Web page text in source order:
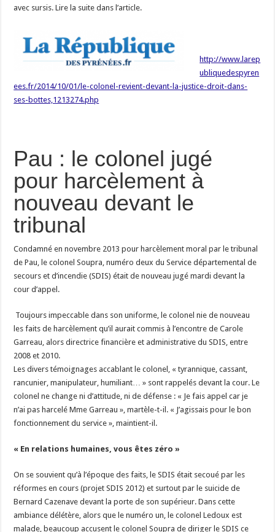
avec sursis. Lire la suite dans l’article.
http://www.larep
ubliquedespyren
ees.fr/2014/10/01/le-colonel-revient-devant-la-justice-droit-dans-
ses-bottes,1213274.php
Pau : le colonel jugé
pour harcèlement à
nouveau devant le
tribunal
Condamné en novembre 2013 pour harcèlement moral par le tribunal
de Pau, le colonel Soupra, numéro deux du Service départemental de
secours et d’incendie (SDIS) était de nouveau jugé mardi devant la
cour d’appel.
Toujours impeccable dans son uniforme, le colonel nie de nouveau
les faits de harcèlement qu’il aurait commis à l’encontre de Carole
Garreau, alors directrice financière et administrative du SDIS, entre
2008 et 2010.
Les divers témoignages accablant le colonel, « tyrannique, cassant,
rancunier, manipulateur, humiliant… » sont rappelés devant la cour. Le
colonel ne change ni d’attitude, ni de défense : « Je fais appel car je
n’ai pas harcelé Mme Garreau », martèle-t-il. « J’agissais pour le bon
fonctionnement du service », maintient-il.
« En relations humaines, vous êtes zéro »
On se souvient qu’à l’époque des faits, le SDIS était secoué par les
réformes en cours (projet SDIS 2012) et surtout par le suicide de
Bernard Cazenave devant la porte de son supérieur. Dans cette
ambiance délétère, alors que le numéro un, le colonel Ledoux est
malade, beaucoup accusent le colonel Soupra de diriger le SDIS ce